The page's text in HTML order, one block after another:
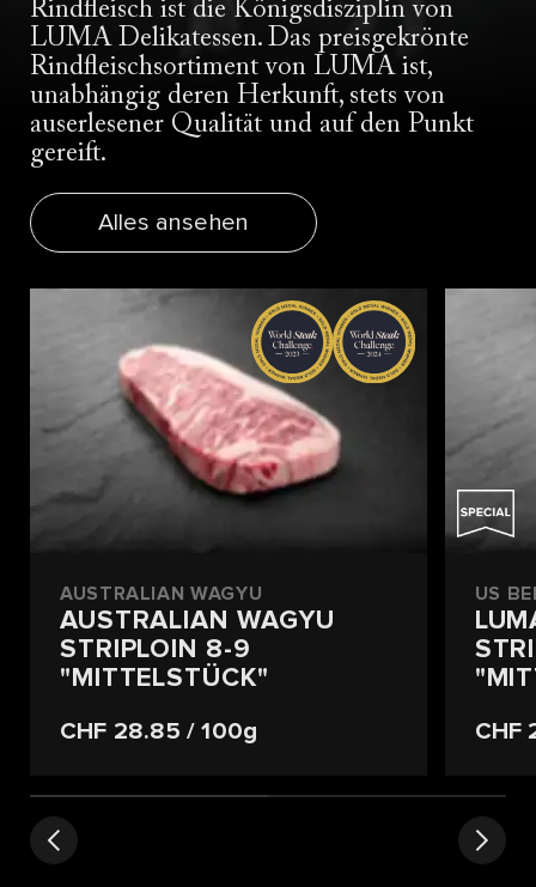
Rindfleisch ist die Königsdisziplin von
LUMA Delikatessen. Das preisgekrönte
Rindfleischsortiment von LUMA ist,
unabhängig deren Herkunft, stets von
auserlesener Qualität und auf den Punkt
gereift.
Alles ansehen
AUSTRALIAN WAGYU
AUSTRALIAN WAGYU
STRIPLOIN 8-9
"MITTELSTÜCK"
CHF 28.85 / 100g
US
CHF